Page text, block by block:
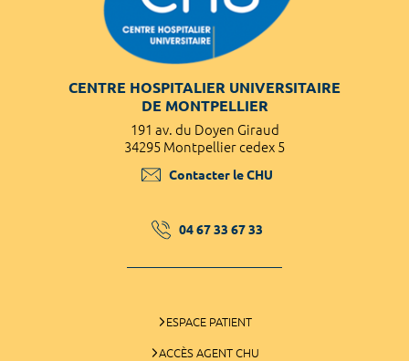
CENTRE HOSPITALIER UNIVERSITAIRE
DE MONTPELLIER
191 av. du Doyen Giraud
34295 Montpellier cedex 5
Contacter le CHU
04 67 33 67 33
ESPACE PATIENT
ACCÈS AGENT CHU